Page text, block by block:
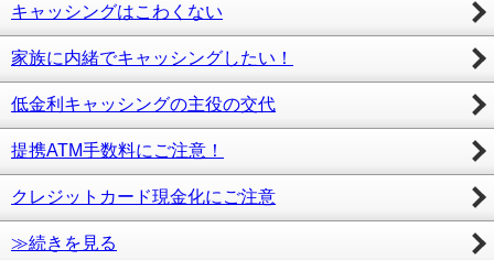
キャッシングはこわくない
家族に内緒でキャッシングしたい！
低金利キャッシングの主役の交代
提携ATM手数料にご注意！
クレジットカード現金化にご注意
≫続きを見る